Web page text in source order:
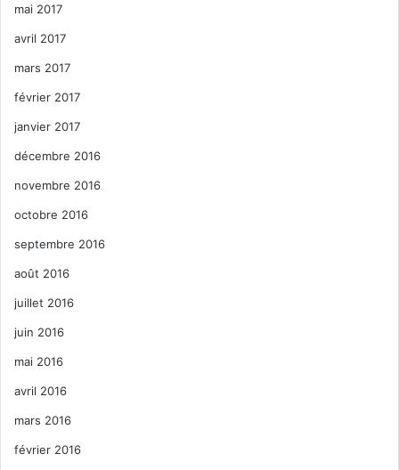
mai 2017
avril 2017
mars 2017
février 2017
janvier 2017
décembre 2016
novembre 2016
octobre 2016
septembre 2016
août 2016
juillet 2016
juin 2016
mai 2016
avril 2016
mars 2016
février 2016